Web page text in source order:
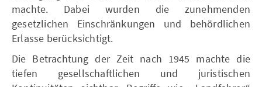
machte. Dabei wurden die zunehmenden
gesetzlichen Einschränkungen und behördlichen
Erlasse berücksichtigt.
Die Betrachtung der Zeit nach 1945 machte die
tiefen gesellschaftlichen und juristischen